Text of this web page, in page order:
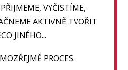
VYČISTÍME,
AKTIVNĚ TVOŘIT
JINÉHO...
PROCES.